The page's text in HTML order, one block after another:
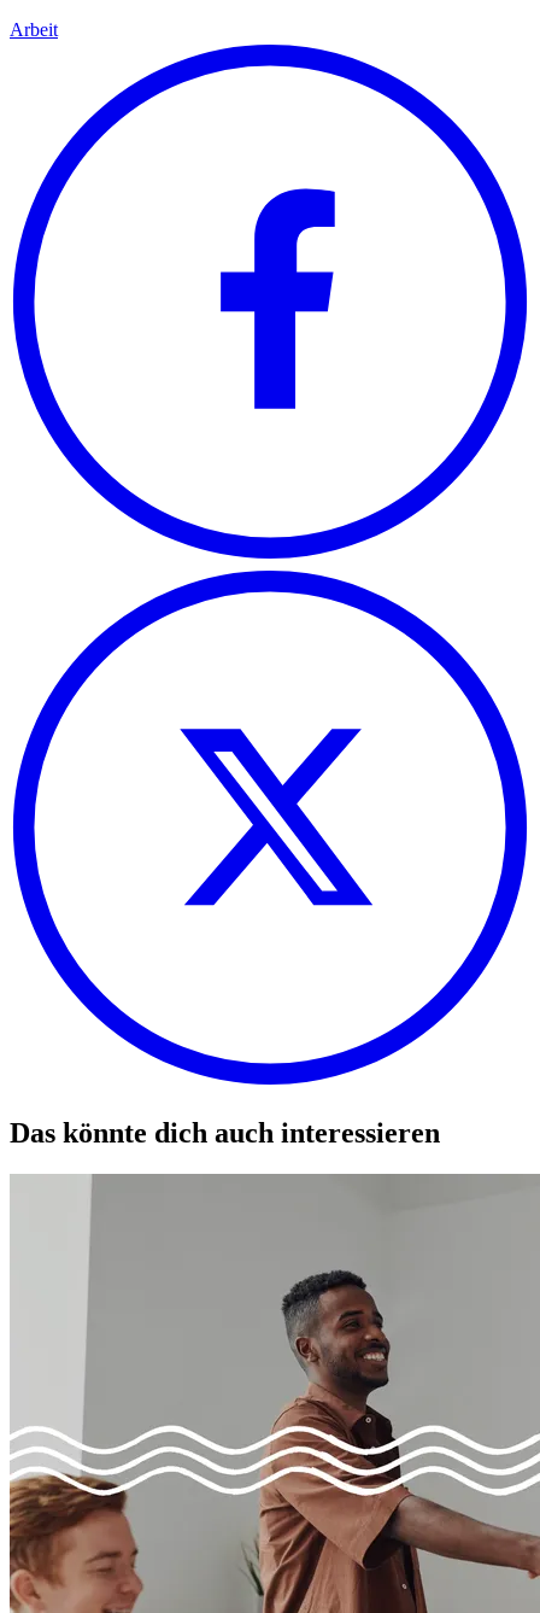
Arbeit
Das könnte dich auch interessieren